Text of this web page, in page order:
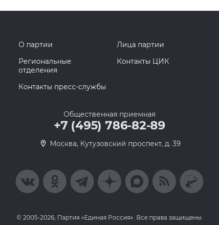
О партии
Лица партии
Региональные
отделения
Контакты ЦИК
Контакты пресс-службы
Общественная приемная
+7 (495) 786-82-89
Москва, Кутузовский проспект, д. 39
© 2005-2026, Партия «Единая Россия». Все права защищены.